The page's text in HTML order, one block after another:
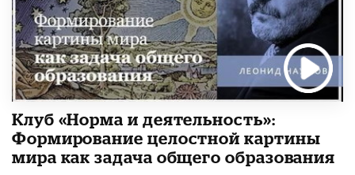
Клуб «Норма и деятельность»:
Формирование целостной картины
мира как задача общего образования